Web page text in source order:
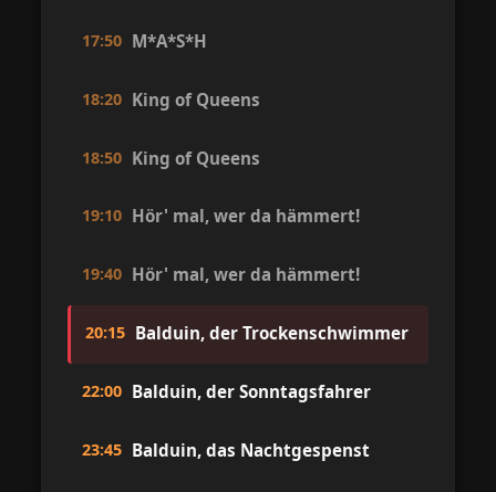
17:50 M*A*S*H
18:20 King of Queens
18:50 King of Queens
19:10 Hör' mal, wer da hämmert!
19:40 Hör' mal, wer da hämmert!
20:15 Balduin, der Trockenschwimmer
22:00 Balduin, der Sonntagsfahrer
23:45 Balduin, das Nachtgespenst